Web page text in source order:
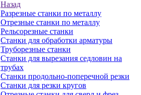
Назад
Разрезные станки по металлу
Отрезные станки по металлу
Рельсорезные станки
Станки для обработки арматуры
Труборезные станки
Станки для вырезания седловин на
трубаx
Станки продольно-поперечной резки
Станки для резки кругов